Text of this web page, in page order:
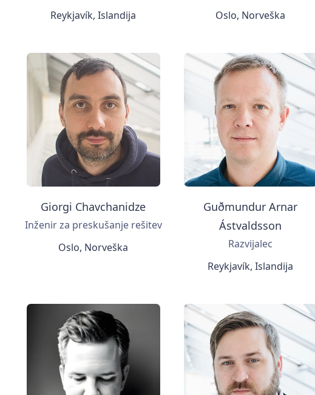
Reykjavík, Islandija
Oslo, Norveška
Giorgi Chavchanidze
Inženir za preskušanje rešitev
Oslo, Norveška
Guðmundur Arnar
Ástvaldsson
Razvijalec
Reykjavík, Islandija